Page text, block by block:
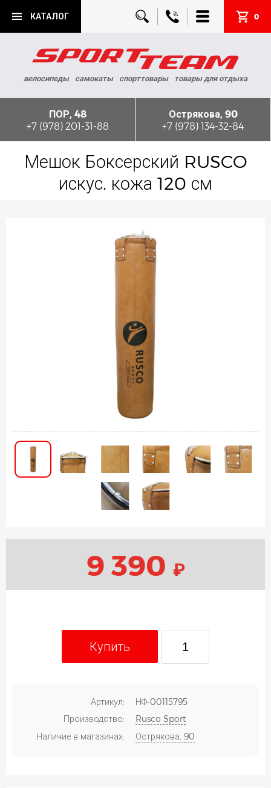
КАТАЛОГ 0
велосипеды самокаты спорттовары товары для отдыха
ПОР, 48
+7 (978) 201-31-88
Острякова, 90
+7 (978) 134-32-84
Мешок Боксерский RUSCO
искус. кожа 120 см
9 390 ₽
Купить
Артикул:
НФ-00115795
Производство:
Rusco Sport
Наличие в магазинах:
Острякова, 90